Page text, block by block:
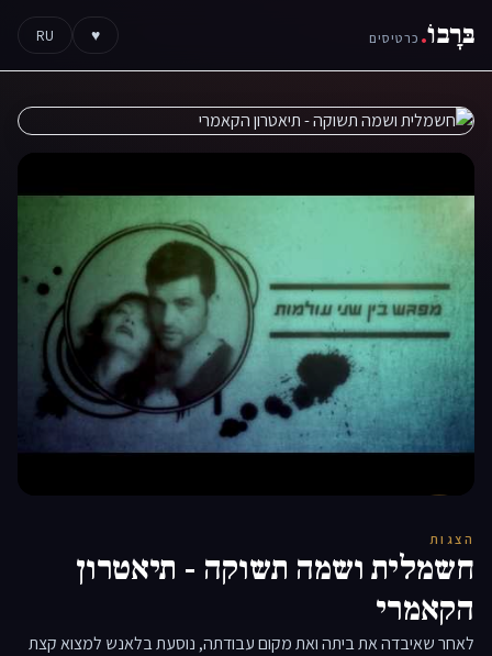
בּרָבוֹ. כרטיסים ♥
RU
▶
הצגות
חשמלית ושמה תשוקה - תיאטרון
הקאמרי
לאחר שאיבדה את ביתה ואת מקום עבודתה, נוסעת בלאנש למצוא קצת